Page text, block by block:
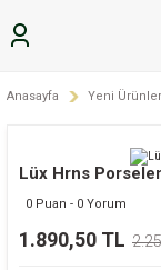
Anasayfa Yeni Ürünler
Lüx Hrns
0 Puan - 0 Yorum
1.890,50 TL